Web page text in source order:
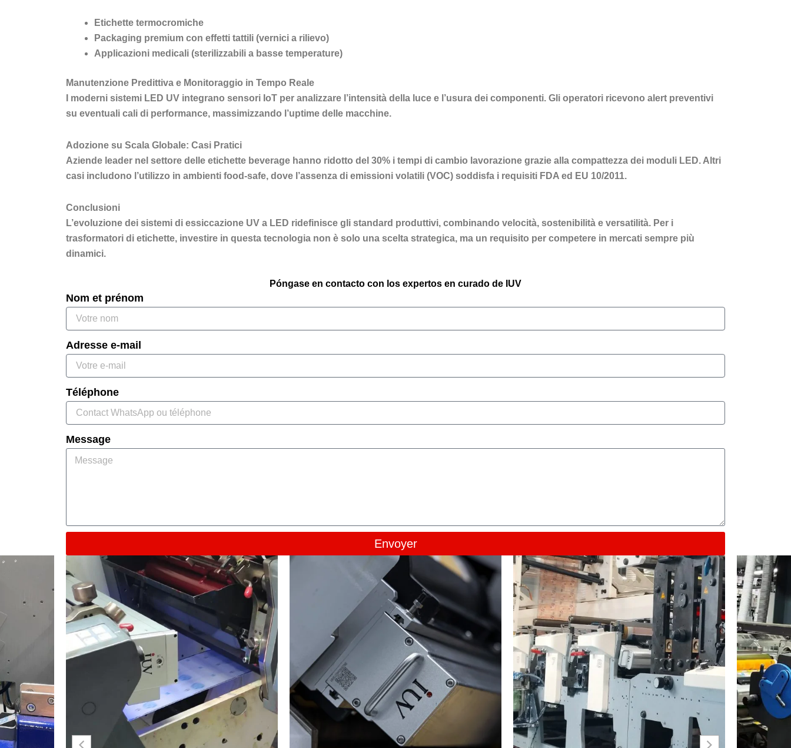
Etichette termocromiche
Packaging premium con effetti tattili (vernici a rilievo)
Applicazioni medicali (sterilizzabili a basse temperature)
Manutenzione Predittiva e Monitoraggio in Tempo Reale
I moderni sistemi LED UV integrano sensori IoT per analizzare l’intensità della luce e l’usura dei componenti. Gli operatori ricevono alert preventivi
su eventuali cali di performance, massimizzando l’uptime delle macchine.
Adozione su Scala Globale: Casi Pratici
Aziende leader nel settore delle etichette beverage hanno ridotto del 30% i tempi di cambio lavorazione grazie alla compattezza dei moduli LED. Altri
casi includono l’utilizzo in ambienti food-safe, dove l’assenza di emissioni volatili (VOC) soddisfa i requisiti FDA ed EU 10/2011.
Conclusioni
L’evoluzione dei sistemi di essiccazione UV a LED ridefinisce gli standard produttivi, combinando velocità, sostenibilità e versatilità. Per i
trasformatori di etichette, investire in questa tecnologia non è solo una scelta strategica, ma un requisito per competere in mercati sempre più
dinamici.
Póngase en contacto con los expertos en curado de IUV
Nom et prénom
Adresse e-mail
Téléphone
Message
Envoyer